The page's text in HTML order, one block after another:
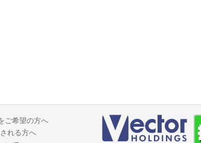
ご希望の方へ
れる方へ